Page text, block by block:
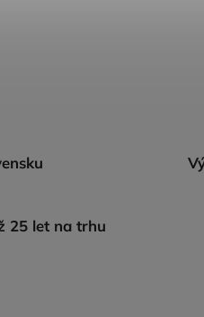
25 let na trhu